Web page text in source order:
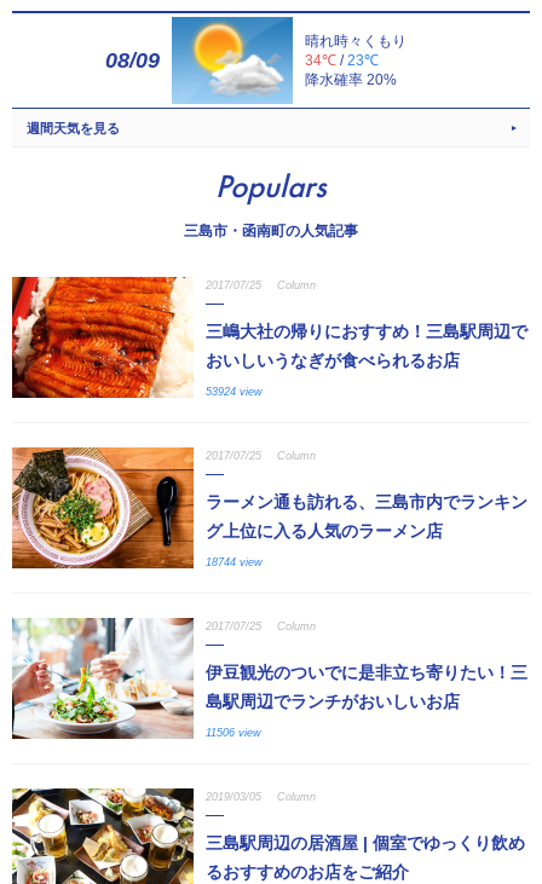
08/09
晴れ時々くもり
34℃ /23℃
降水確率 20%
週間天気を見る
Populars
三島市・函南町の人気記事
2017/07/25 Column
三嶋大社の帰りにおすすめ！三島駅周辺で
おいしいうなぎが食べられるお店
53924 view
2017/07/25 Column
ラーメン通も訪れる、三島市内でランキン
グ上位に入る人気のラーメン店
18744 view
2017/07/25 Column
伊豆観光のついでに是非立ち寄りたい！三
島駅周辺でランチがおいしいお店
11506 view
2019/03/05 Column
三島駅周辺の居酒屋 | 個室でゆっくり飲め
るおすすめのお店をご紹介